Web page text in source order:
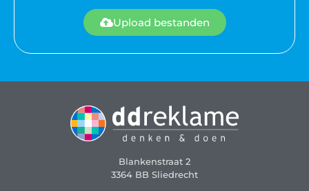
Upload bestanden
Blankenstraat 2
3364 BB Sliedrecht